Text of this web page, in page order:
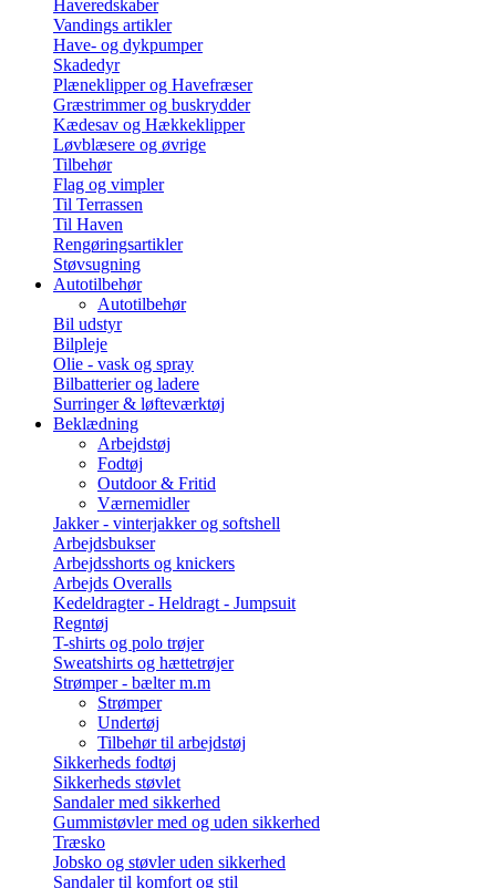
Haveredskaber
Vandings artikler
Have- og dykpumper
Skadedyr
Plæneklipper og Havefræser
Græstrimmer og buskrydder
Kædesav og Hækkeklipper
Løvblæsere og øvrige
Tilbehør
Flag og vimpler
Til Terrassen
Til Haven
Rengøringsartikler
Støvsugning
Autotilbehør
Autotilbehør
Bil udstyr
Bilpleje
Olie - vask og spray
Bilbatterier og ladere
Surringer & løfteværktøj
Beklædning
Arbejdstøj
Fodtøj
Outdoor & Fritid
Værnemidler
Jakker - vinterjakker og softshell
Arbejdsbukser
Arbejdsshorts og knickers
Arbejds Overalls
Kedeldragter - Heldragt - Jumpsuit
Regntøj
T-shirts og polo trøjer
Sweatshirts og hættetrøjer
Strømper - bælter m.m
Strømper
Undertøj
Tilbehør til arbejdstøj
Sikkerheds fodtøj
Sikkerheds støvlet
Sandaler med sikkerhed
Gummistøvler med og uden sikkerhed
Træsko
Jobsko og støvler uden sikkerhed
Sandaler til komfort og stil